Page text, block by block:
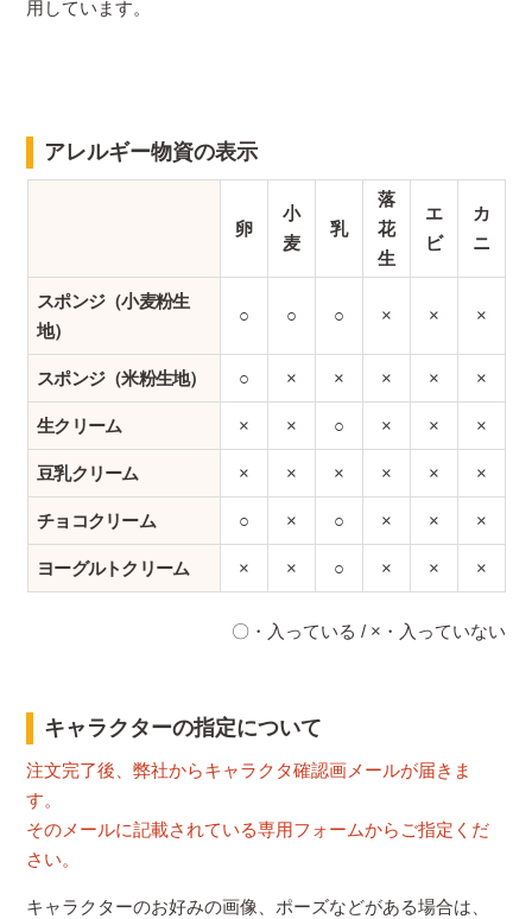
用しています。
アレルギー物資の表示
卵
小
麦
乳
落
花
生
エ
ビ
カ
ニ
スポンジ（小麦粉生
地）
○ ○ ○ × × ×
スポンジ（米粉生地） ○ × × × × ×
生クリーム × × ○ × × ×
豆乳クリーム × × × × × ×
チョコクリーム ○ × ○ × × ×
ヨーグルトクリーム × × ○ × × ×
〇・入っている / ×・入っていない
キャラクターの指定について
注文完了後、弊社からキャラクタ確認画メールが届きま
す。
そのメールに記載されている専用フォームからご指定くだ
さい。
キャラクターのお好みの画像、ポーズなどがある場合は、